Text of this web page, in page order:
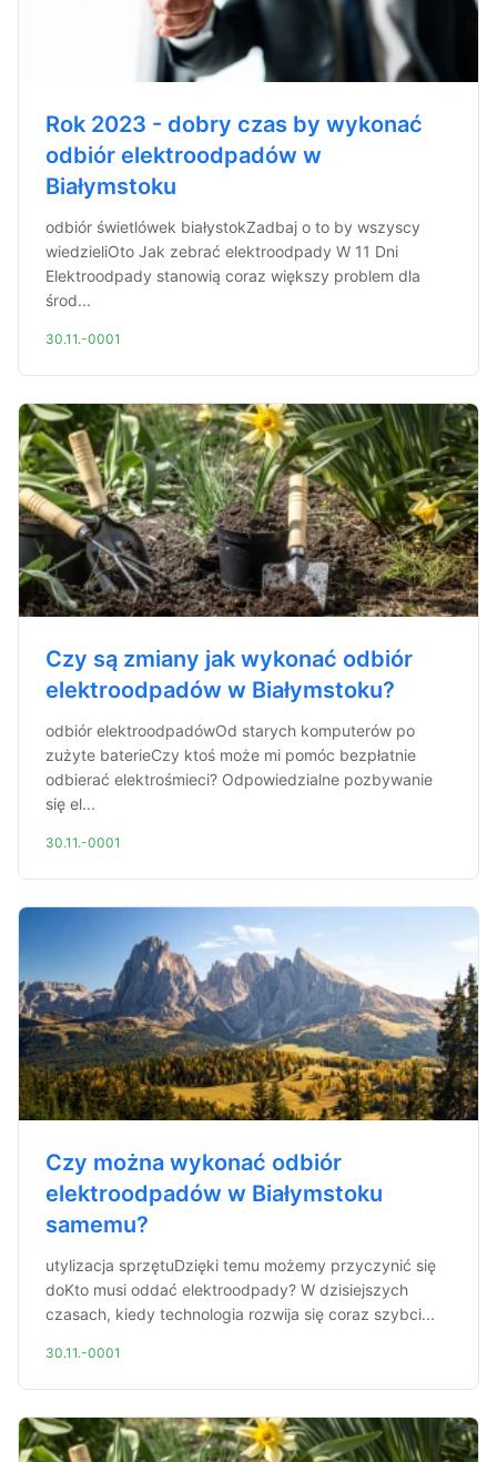
Rok 2023 - dobry czas by wykonać
odbiór elektroodpadów w
Białymstoku
odbiór świetlówek białystokZadbaj o to by wszyscy
wiedzieliOto Jak zebrać elektroodpady W 11 Dni
Elektroodpady stanowią coraz większy problem dla
środ...
30.11.-0001
Czy są zmiany jak wykonać odbiór
elektroodpadów w Białymstoku?
odbiór elektroodpadówOd starych komputerów po
zużyte baterieCzy ktoś może mi pomóc bezpłatnie
odbierać elektrośmieci? Odpowiedzialne pozbywanie
się el...
30.11.-0001
Czy można wykonać odbiór
elektroodpadów w Białymstoku
samemu?
utylizacja sprzętuDzięki temu możemy przyczynić się
doKto musi oddać elektroodpady? W dzisiejszych
czasach, kiedy technologia rozwija się coraz szybci...
30.11.-0001